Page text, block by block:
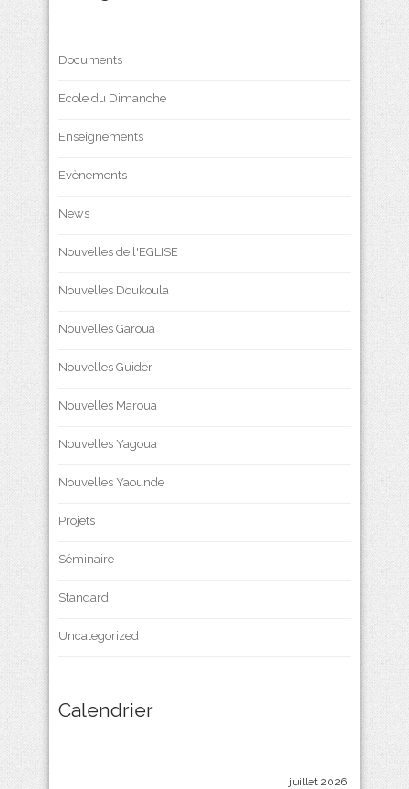
Documents
Ecole du Dimanche
Enseignements
Evènements
News
Nouvelles de l'EGLISE
Nouvelles Doukoula
Nouvelles Garoua
Nouvelles Guider
Nouvelles Maroua
Nouvelles Yagoua
Nouvelles Yaounde
Projets
Séminaire
Standard
Uncategorized
Calendrier
juillet 2026